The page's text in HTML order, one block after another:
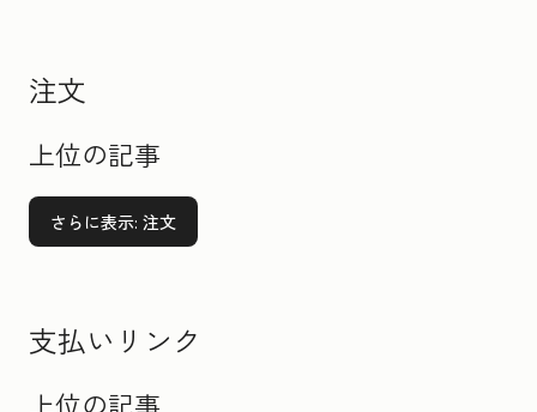
注文
上位の記事
さらに表示: 注文
支払いリンク
上位の記事